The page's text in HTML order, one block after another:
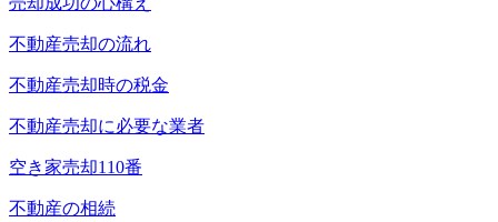
不動産売却の流れ
不動産売却時の税金
不動産売却に必要な業者
空き家売却110番
不動産の相続